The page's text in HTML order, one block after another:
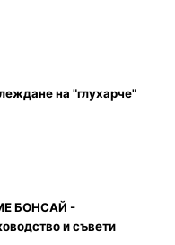
на "глухарче"
БОНСАЙ -
и съвети